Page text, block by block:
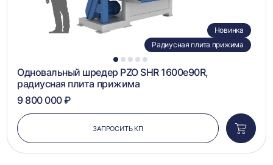
1 2 3 4 5
Новинка
Радиусная плита прижима
Одновальный шредер PZO SHR 1600e90R,
радиусная плита прижима
9 800 000 ₽
ЗАПРОСИТЬ КП
в